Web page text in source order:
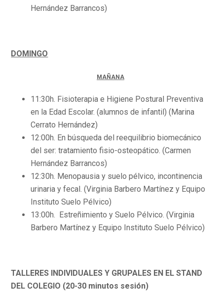
Hernández Barrancos)
DOMINGO
MAÑANA
11:30h. Fisioterapia e Higiene Postural Preventiva
en la Edad Escolar. (alumnos de infantil) (Marina
Cerrato Hernández)
12:00h. En búsqueda del reequilibrio biomecánico
del ser: tratamiento fisio-osteopático. (Carmen
Hernández Barrancos)
12:30h. Menopausia y suelo pélvico, incontinencia
urinaria y fecal. (Virginia Barbero Martínez y Equipo
Instituto Suelo Pélvico)
13:00h. Estreñimiento y Suelo Pélvico. (Virginia
Barbero Martínez y Equipo Instituto Suelo Pélvico)
TALLERES INDIVIDUALES Y GRUPALES EN EL STAND
DEL COLEGIO (20-30 minutos sesión)